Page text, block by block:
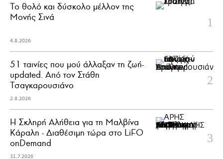
Το θολό και δύσκολο μέλλον της
Μονής Σινά
4.8.2026
51 ταινίες που μού άλλαξαν τη ζωή-
updated. Aπό τον Στάθη
Τσαγκαρουσιάνο
2.8.2026
Η Σκληρή Αλήθεια για τη Μαλβίνα
Κάραλη - Διαθέσιμη τώρα στo LiFO
onDemand
31.7.2026